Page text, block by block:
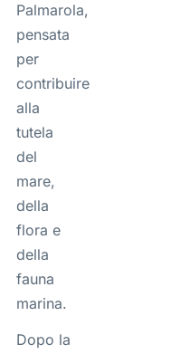
Palmarola,
pensata
per
contribuire
alla
tutela
del
mare,
della
flora e
della
fauna
marina.
Dopo la